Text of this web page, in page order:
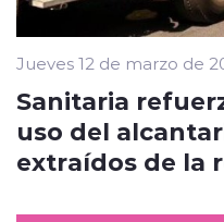
Jueves 12 de marzo de
Sanitaria
uso del
extraídos de la